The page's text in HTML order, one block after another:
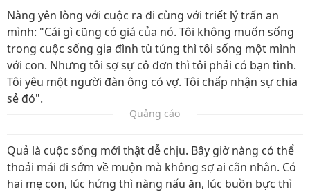
Nàng yên lòng với cuộc ra đi cùng với triết lý trấn an
mình: "Cái gì cũng có giá của nó. Tôi không muốn sống
trong cuộc sống gia đình tù túng thì tôi sống một mình
với con. Nhưng tôi sợ sự cô đơn thì tôi phải có bạn tình.
Tôi yêu một người đàn ông có vợ. Tôi chấp nhận sự chia
sẻ đó".
Quảng cáo
Quả là cuộc sống mới thật dễ chịu. Bây giờ nàng có thể
thoải mái đi sớm về muộn mà không sợ ai cằn nhằn. Có
hai mẹ con, lúc hứng thì nàng nấu ăn, lúc buồn bực thì